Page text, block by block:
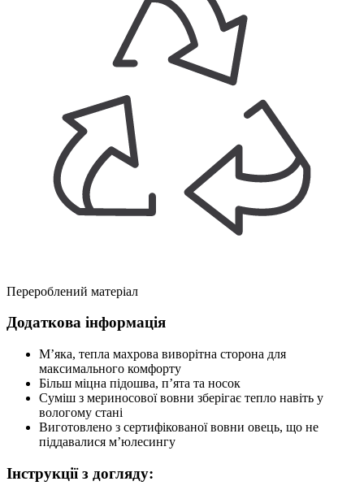
Перероблений матеріал
Додаткова інформація
М’яка, тепла махрова виворітна сторона для
максимального комфорту
Більш міцна підошва, п’ята та носок
Суміш з мериносової вовни зберігає тепло навіть у
вологому стані
Виготовлено з сертифікованої вовни овець, що не
піддавалися м’юлесингу
Інструкції з догляду: